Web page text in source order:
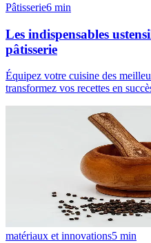
Pâtisserie6 min
Les indispensables
pâtisserie
Équipez votre cuisine des
transformez vos recettes en
matériaux et innovations5 min